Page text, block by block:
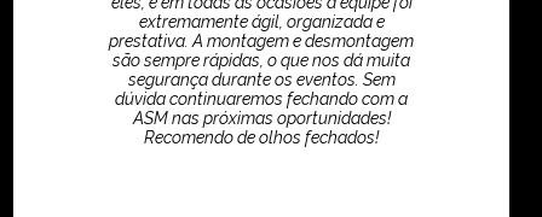
extremamente ágil, organizada e
prestativa. A montagem e desmontagem
são sempre rápidas, o que nos dá muita
segurança durante os eventos. Sem
dúvida continuaremos fechando com a
ASM nas próximas oportunidades!
Recomendo de olhos fechados!